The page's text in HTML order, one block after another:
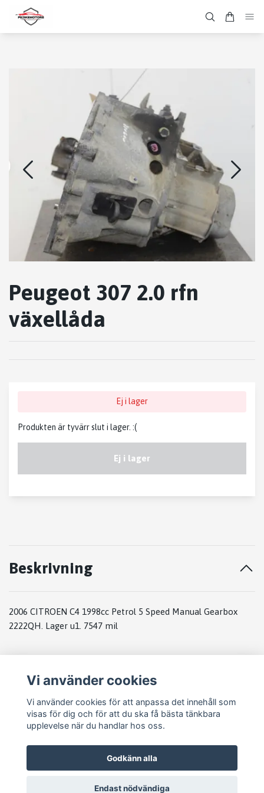
Peugeot 307 2.0 rfn
växellåda
Ej i lager
Produkten är tyvärr slut i lager. :(
Ej i lager
Beskrivning
2006 CITROEN C4 1998cc Petrol 5 Speed Manual Gearbox
2222QH. Lager u1. 7547 mil
Vi använder cookies
Vi använder cookies för att anpassa det innehåll som
visas för dig och för att du ska få bästa tänkbara
upplevelse när du handlar hos oss.
Godkänn alla
Endast nödvändiga